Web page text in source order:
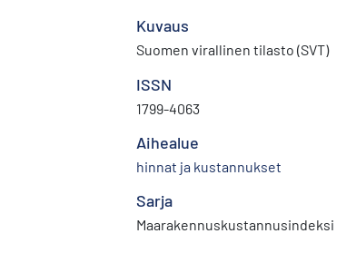
Kuvaus
Suomen virallinen tilasto (SVT)
ISSN
1799-4063
Aihealue
hinnat ja kustannukset
Sarja
Maarakennuskustannusindeksi